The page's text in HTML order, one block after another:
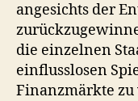
angesichts der
die einzelnen
einflusslosen
Finanzmärkte